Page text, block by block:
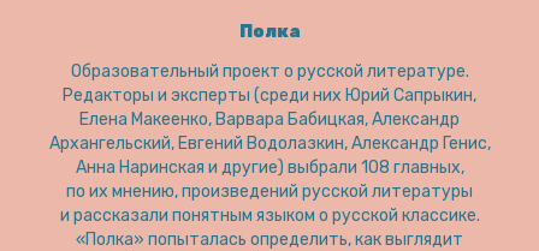
Полка
Образовательный проект о русской литературе.
Редакторы и эксперты (среди них Юрий Сапрыкин,
Елена Макеенко, Варвара Бабицкая, Александр
Архангельский, Евгений Водолазкин, Александр Генис,
Анна Наринская и другие) выбрали 108 главных,
по их мнению, произведений русской литературы
и рассказали понятным языком о русской классике.
«Полка» попыталась определить, как выглядит